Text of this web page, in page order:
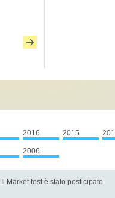
2016 2015
2006
Il Market test è stato posticipato